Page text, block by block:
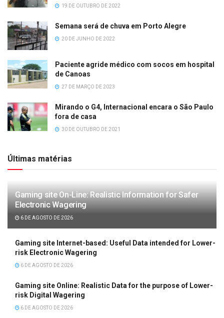
19 DE OUTUBRO DE 2022
Semana será de chuva em Porto Alegre
20 DE JUNHO DE 2022
Paciente agride médico com socos em hospital
de Canoas
27 DE MARÇO DE 2023
Mirando o G4, Internacional encara o São Paulo
fora de casa
30 DE OUTUBRO DE 2021
Últimas matérias
Gaming site On-Line: Realistic Information for Safer
Electronic Wagering
6 DE AGOSTO DE 2026
Gaming site Internet-based: Useful Data intended for Lower-
risk Electronic Wagering
6 DE AGOSTO DE 2026
Gaming site Online: Realistic Data for the purpose of Lower-
risk Digital Wagering
6 DE AGOSTO DE 2026